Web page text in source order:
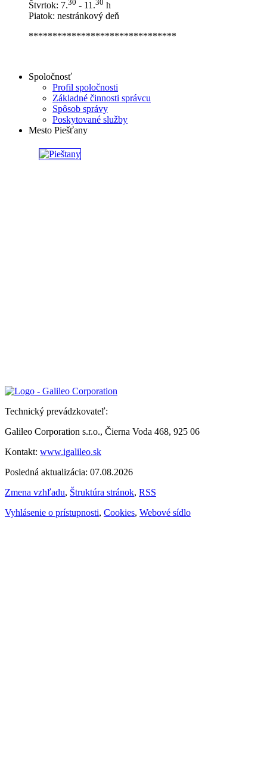
Štvrtok: 7.30 - 11.30 h
Piatok: nestránkový deň
*******************************
Spoločnosť
Profil spoločnosti
Základné činnosti správcu
Spôsob správy
Poskytované služby
Mesto Piešťany
Technický prevádzkovateľ:
Galileo Corporation s.r.o., Čierna Voda 468, 925 06
Kontakt: www.igalileo.sk
Posledná aktualizácia: 07.08.2026
Zmena vzhľadu, Štruktúra stránok, RSS
Vyhlásenie o prístupnosti, Cookies, Webové sídlo